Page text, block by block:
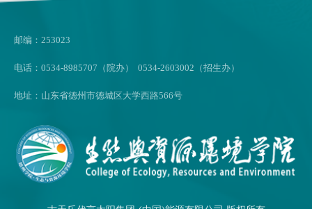
邮编：253023
电话：0534-8985707（院办） 0534-2603002（招生办）
地址：山东省德州市德城区大学西路566号